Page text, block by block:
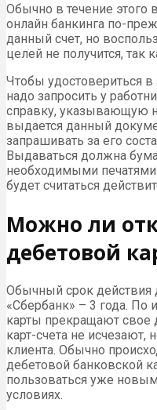
Обычно в течение этого
онлайн банкинга по-
данный счет, но
целей не получится, так
Чтобы удостовериться
надо запросить у
справку, указывающую
выдается данный
запрашивать за его
Выдаваться должна
необходимыми печатями
будет считаться
Можно ли
дебетовой
Обычный срок действия
«Сбербанк» – 3 года. По
карты прекращают свое
карт-счета не исчезают,
клиента. Обычно
дебетовой банковской
пользоваться уже
условиях.